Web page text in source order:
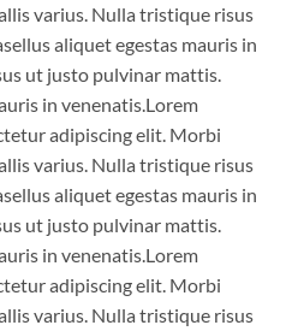
varius. Nulla tristique risus
aliquet egestas mauris in
ut justo pulvinar mattis.
in venenatis.Lorem
adipiscing elit. Morbi
varius. Nulla tristique risus
aliquet egestas mauris in
ut justo pulvinar mattis.
in venenatis.Lorem
adipiscing elit. Morbi
varius. Nulla tristique risus